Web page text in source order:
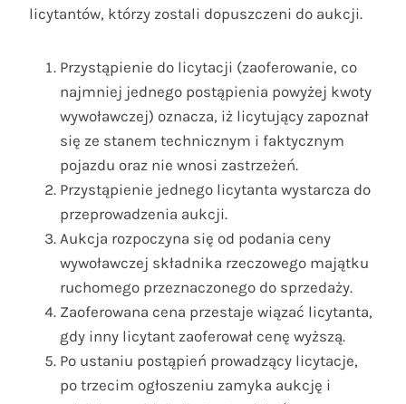
licytantów, którzy zostali dopuszczeni do aukcji.
Przystąpienie do licytacji (zaoferowanie, co
najmniej jednego postąpienia powyżej kwoty
wywoławczej) oznacza, iż licytujący zapoznał
się ze stanem technicznym i faktycznym
pojazdu oraz nie wnosi zastrzeżeń.
Przystąpienie jednego licytanta wystarcza do
przeprowadzenia aukcji.
Aukcja rozpoczyna się od podania ceny
wywoławczej składnika rzeczowego majątku
ruchomego przeznaczonego do sprzedaży.
Zaoferowana cena przestaje wiązać licytanta,
gdy inny licytant zaoferował cenę wyższą.
Po ustaniu postąpień prowadzący licytacje,
po trzecim ogłoszeniu zamyka aukcję i